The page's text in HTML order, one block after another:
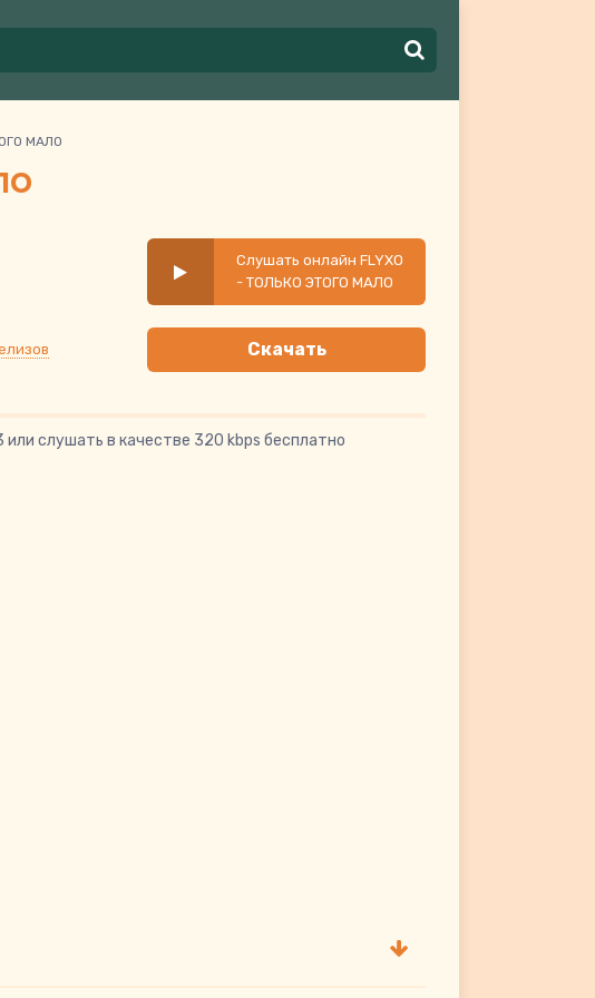
МАЛО
Слушать онлайн FLYXO
- ТОЛЬКО ЭТОГО МАЛО
Скачать
или слушать в качестве 320 kbps бесплатно